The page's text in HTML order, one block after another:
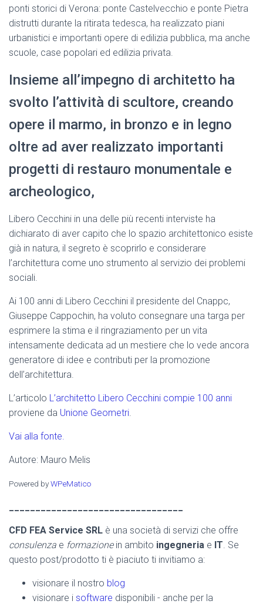
ponti storici di Verona: ponte Castelvecchio e ponte Pietra
distrutti durante la ritirata tedesca, ha realizzato piani
urbanistici e importanti opere di edilizia pubblica, ma anche
scuole, case popolari ed edilizia privata.
Insieme all’impegno di architetto ha
svolto l’attività di scultore, creando
opere il marmo, in bronzo e in legno
oltre ad aver realizzato importanti
progetti di restauro monumentale e
archeologico,
Libero Cecchini in una delle più recenti interviste ha
dichiarato di aver capito che lo spazio architettonico esiste
già in natura, il segreto è scoprirlo e considerare
l’architettura come uno strumento al servizio dei problemi
sociali.
Ai 100 anni di Libero Cecchini il presidente del Cnappc,
Giuseppe Cappochin, ha voluto consegnare una targa per
esprimere la stima e il ringraziamento per un vita
intensamente dedicata ad un mestiere che lo vede ancora
generatore di idee e contributi per la promozione
dell’architettura.
L’articolo L’architetto Libero Cecchini compie 100 anni
proviene da Unione Geometri.
Vai alla fonte.
Autore: Mauro Melis
Powered byWPeMatico
CFD FEA Service SRL è una società di servizi che offre
consulenza e formazionein ambito ingegneria e IT. Se
questo post/prodotto ti è piaciuto ti invitiamo a:
visionare il nostro blog
visionare i software disponibili - anche per la